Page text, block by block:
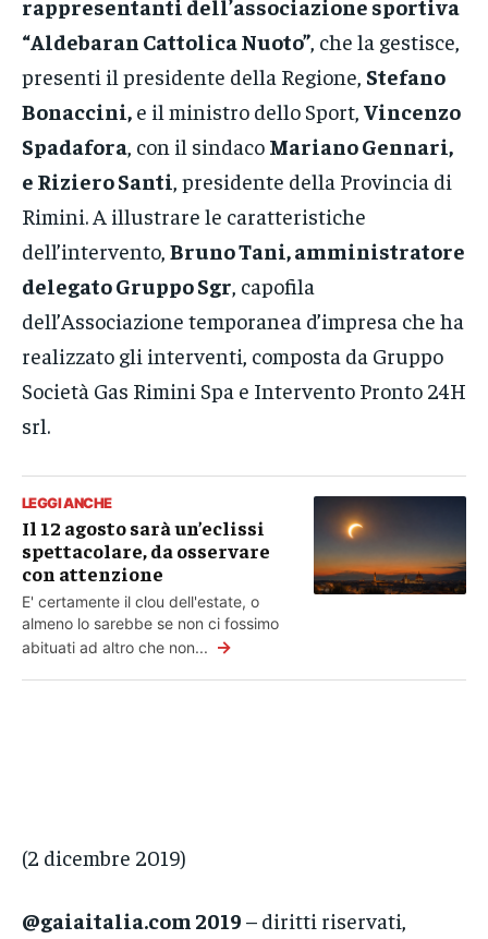
rappresentanti dell’associazione sportiva
“Aldebaran Cattolica Nuoto” , che la gestisce,
presenti il presidente della Regione, Stefano
Bonaccini, e il ministro dello Sport, Vincenzo
Spadafora , con il sindaco Mariano Gennari,
e Riziero Santi , presidente della Provincia di
Rimini. A illustrare le caratteristiche
dell’intervento, Bruno Tani, amministratore
delegato Gruppo Sgr , capofila
dell’Associazione temporanea d’impresa che ha
realizzato gli interventi, composta da Gruppo
Società Gas Rimini Spa e Intervento Pronto 24H
srl.
LEGGI ANCHE
Il 12 agosto sarà un’eclissi
spettacolare, da osservare
con attenzione
E' certamente il clou dell'estate, o
almeno lo sarebbe se non ci fossimo
abituati ad altro che non... →
(2 dicembre 2019)
@gaiaitalia.com 2019 – diritti riservati,